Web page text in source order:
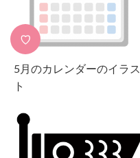
♡
5月のカレンダーのイラス
ト